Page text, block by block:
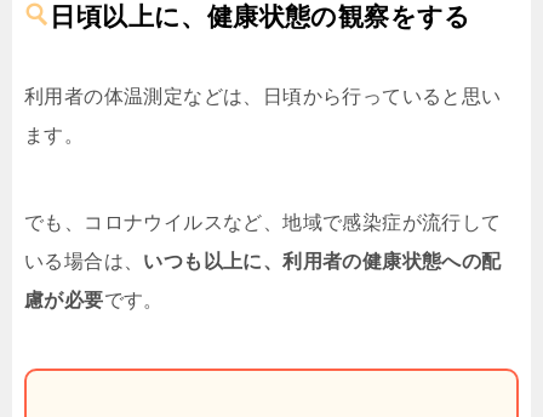
日頃以上に、健康状態の観察をする
利用者の体温測定などは、日頃から行っていると思い
ます。
でも、コロナウイルスなど、地域で感染症が流行して
いる場合は、 いつも以上に、利用者の健康状態への配
慮が必要です。